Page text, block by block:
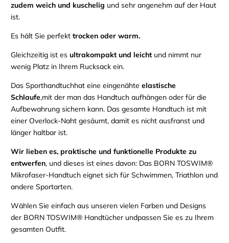
zudem weich und kuschelig und sehr angenehm auf der Haut
ist.
Es hält Sie perfekt trocken oder warm.
Gleichzeitig ist es ultrakompakt und leicht und nimmt nur
wenig Platz in Ihrem Rucksack ein.
Das Sporthandtuchhat eine eingenähte elastische
Schlaufe,mit der man das Handtuch aufhängen oder für die
Aufbewahrung sichern kann. Das gesamte Handtuch ist mit
einer Overlock-Naht gesäumt, damit es nicht ausfranst und
länger haltbar ist.
Wir lieben es, praktische und funktionelle Produkte zu
entwerfen, und dieses ist eines davon: Das BORN TOSWIM®
Mikrofaser-Handtuch eignet sich für Schwimmen, Triathlon und
andere Sportarten.
Wählen Sie einfach aus unseren vielen Farben und Designs
der BORN TOSWIM® Handtücher undpassen Sie es zu Ihrem
gesamten Outfit.